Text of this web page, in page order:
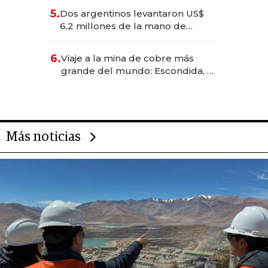
para convertirse en experiencias
transformadoras
5.Dos argentinos levantaron US$
6,2 millones de la mano de
6.Viaje a la mina de cobre más
grande del mundo: Escondida, el
Más noticias